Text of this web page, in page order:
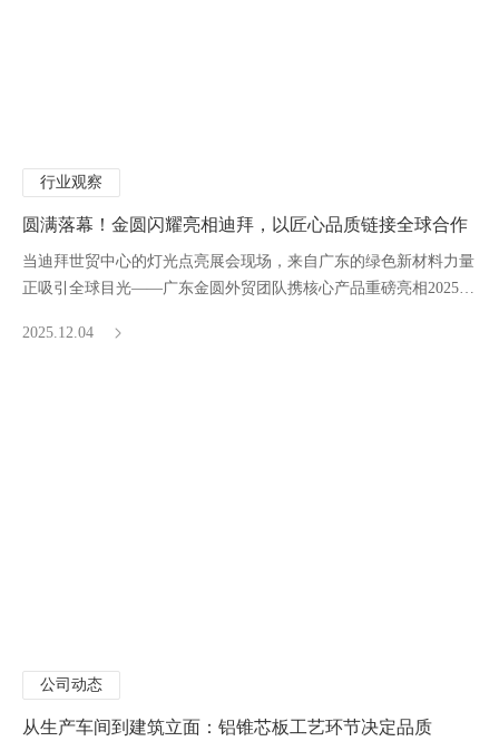
行业观察
圆满落幕！金圆闪耀亮相迪拜，以匠心品质链接全球合作
当迪拜世贸中心的灯光点亮展会现场，来自广东的绿色新材料力量
正吸引全球目光——广东金圆外贸团队携核心产品重磅亮相2025迪
2025.12.04
公司动态
从生产车间到建筑立面：铝锥芯板工艺环节决定品质